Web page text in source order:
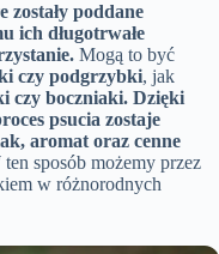
zostały poddane
ich długotrwałe
Mogą to być
czy podgrzybki, jak
czy boczniaki. Dzięki
psucia zostaje
aromat oraz cenne
ten sposób możemy przez
w różnorodnych